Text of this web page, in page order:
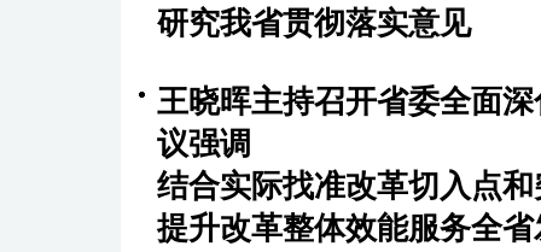
研究我省贯彻落实意见
王晓晖主持召开省委全面
议强调
结合实际找准改革切入点
提升改革整体效能服务全